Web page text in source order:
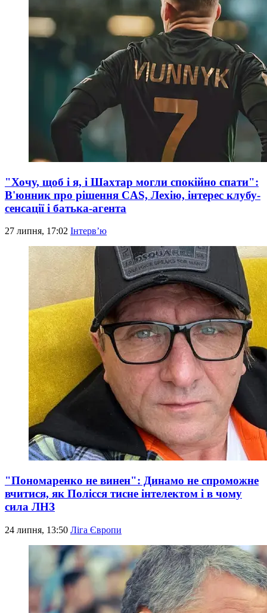
"Хочу, щоб і я, і Шахтар могли спокійно спати":
В'юнник про рішення CAS, Лехію, інтерес клубу-
сенсації і батька-агента
27 липня, 17:02 Інтерв’ю
"Пономаренко не винен": Динамо не спроможне
вчитися, як Полісся тисне інтелектом і в чому
сила ЛНЗ
24 липня, 13:50 Ліга Європи